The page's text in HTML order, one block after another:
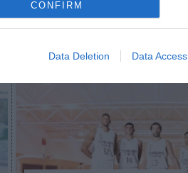
CONFIRM
Data Deletion Data Access